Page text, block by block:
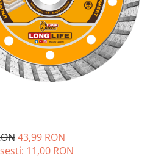
43,99 RON
11,00 RON